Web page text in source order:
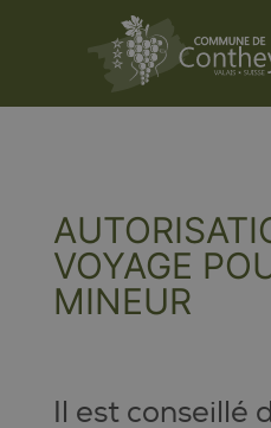
VOYAGE
MINEUR
Il est conseillé